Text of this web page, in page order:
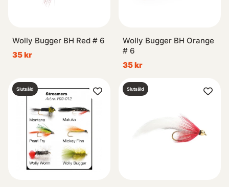
Wolly Bugger BH Red # 6
35 kr
Wolly Bugger BH Orange
# 6
35 kr
Slutsåld Slutsåld